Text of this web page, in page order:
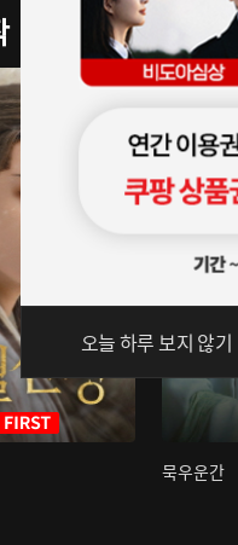
묵우운간
오늘 하루 보지 않기